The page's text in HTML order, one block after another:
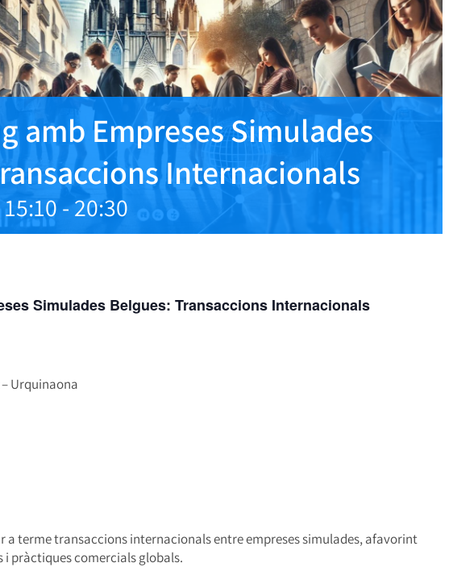
amb Empreses Simulades
Internacionals
-20:30
Simulades Belgues: Transaccions Internacionals
Urquinaona
a terme transaccions internacionals entre empreses simulades, afavorint
i pràctiques comercials globals.